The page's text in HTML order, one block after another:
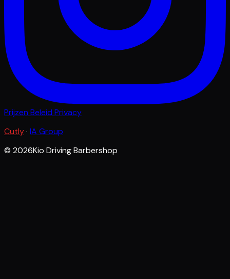
Prijzen Beleid Privacy
Cutly· IA Group
© 2026Kio Driving Barbershop